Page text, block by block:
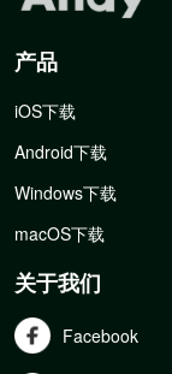
产品
iOS下载
Android下载
Windows下载
macOS下载
关于我们
Facebook